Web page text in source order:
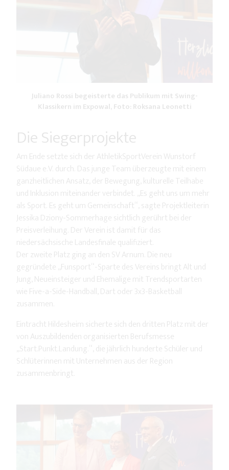
Juliano Rossi begeisterte das Publikum mit Swing-
Klassikern im Expowal, Foto: Roksana Leonetti
Die Siegerprojekte
Am Ende setzte sich der AthletikSportVerein Wunstorf
Südaue e.V. durch. Das junge Team überzeugte mit einem
ganzheitlichen Ansatz, der Bewegung, kulturelle Teilhabe
und Inklusion miteinander verbindet. „Es geht uns um mehr
als Sport. Es geht um Gemeinschaft“, sagte Projektleiterin
Jessika Dziony-Sommerhage sichtlich gerührt bei der
Preisverleihung. Der Verein ist damit für das
niedersächsische Landesfinale qualifiziert.
Der zweite Platz ging an den SV Arnum. Die neu
gegründete „Funsport“-Sparte des Vereins bringt Alt und
Jung, Neueinsteiger und Ehemalige mit Trendsportarten
wie Five-a-Side-Handball, Dart oder 3x3-Basketball
zusammen.
Eintracht Hildesheim sicherte sich den dritten Platz mit der
von Auszubildenden organisierten Berufsmesse
„Start.Punkt.Landung.“, die jährlich hunderte Schüler und
Schlüterinnen mit Unternehmen aus der Region
zusammenbringt.